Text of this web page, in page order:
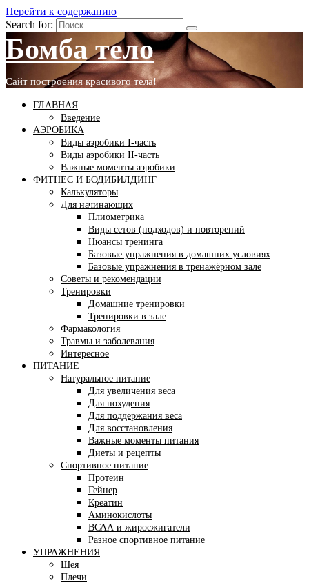
Перейти к содержанию
Search for:
Бомба тело
Сайт построения красивого тела!
ГЛАВНАЯ
Введение
АЭРОБИКА
Виды аэробики І-часть
Виды аэробики ІІ-часть
Важные моменты аэробики
ФИТНЕС И БОДИБИЛДИНГ
Калькуляторы
Для начинающих
Плиометрика
Виды сетов (подходов) и повторений
Нюансы тренинга
Базовые упражнения в домашних условиях
Базовые упражнения в тренажёрном зале
Советы и рекомендации
Тренировки
Домашние тренировки
Тренировки в зале
Фармакология
Травмы и заболевания
Интересное
ПИТАНИЕ
Натуральное питание
Для увеличения веса
Для похудения
Для поддержания веса
Для восстановления
Важные моменты питания
Диеты и рецепты
Спортивное питание
Протеин
Гейнер
Креатин
Аминокислоты
ВСАА и жиросжигатели
Разное спортивное питание
УПРАЖНЕНИЯ
Шея
Плечи